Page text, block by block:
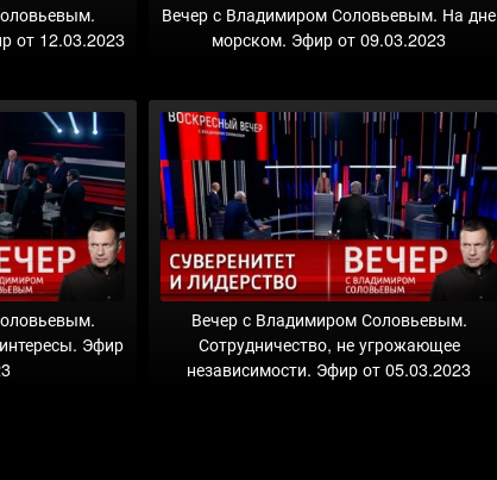
от 12.03.2023
Вечер с Владимиром Соловьевым. На дне
морском. Эфир от 09.03.2023
Эфир
Вечер с Владимиром Соловьевым.
Сотрудничество, не угрожающее
независимости. Эфир от 05.03.2023